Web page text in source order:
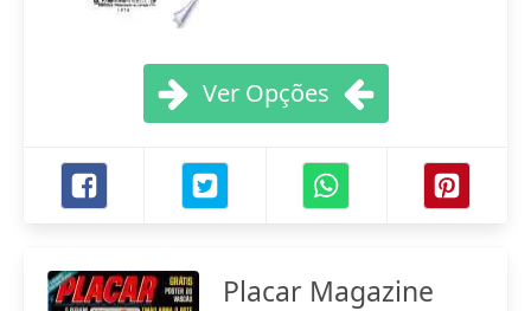
Ver Opções
Placar Magazine